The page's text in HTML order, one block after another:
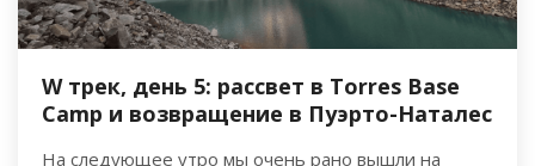
W трек, день 5: рассвет в Torres Base
Camp и возвращение в Пуэрто-Наталес
На следующее утро мы очень рано вышли на